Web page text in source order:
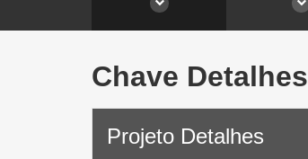
Chave Detalhes
Projeto Detalhes